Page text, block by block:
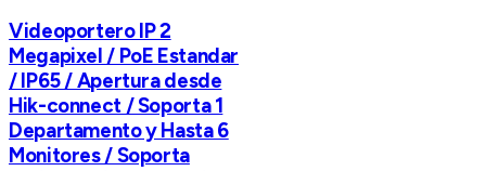
Videoportero IP 2
Megapixel / PoE Estandar
/ IP65 / Apertura desde
Hik-connect / Soporta 1
Departamento y Hasta 6
Monitores / Soporta